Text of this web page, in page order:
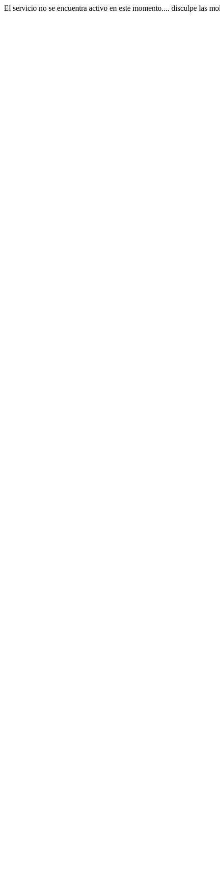
El servicio no se encuentra activo en este momento.... disculpe las